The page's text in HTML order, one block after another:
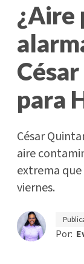
¿Aire
para
César
aire
extrema
viernes.
Por: